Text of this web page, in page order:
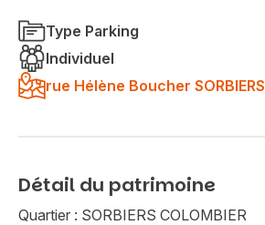
Type Parking
Individuel
rue Hélène Boucher SORBIERS
Détail du patrimoine
Quartier : SORBIERS COLOMBIER